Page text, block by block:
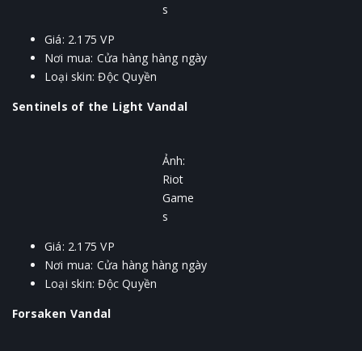
s
Giá: 2.175 VP
Nơi mua: Cửa hàng hàng ngày
Loại skin: Độc Quyền
Sentinels of the Light Vandal
Ảnh:
Riot
Game
s
Giá: 2.175 VP
Nơi mua: Cửa hàng hàng ngày
Loại skin: Độc Quyền
Forsaken Vandal